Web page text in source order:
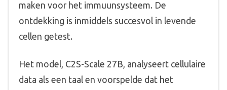
maken voor het immuunsysteem. De
ontdekking is inmiddels succesvol in levende
cellen getest.
Het model, C2S-Scale 27B, analyseert cellulaire
data als een taal en voorspelde dat het